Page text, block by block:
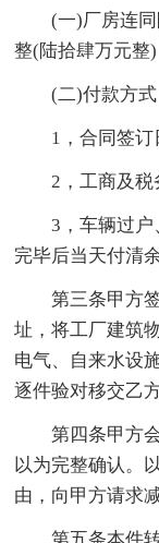
(一)厂房连
整(陆拾肆万元整)
(二)付款方式
1，合同签订
2，工商及
3，车辆过
完毕后当天付清余
第三条甲方
址，将工厂建筑
电气、自来水设
逐件验对移交乙方
第四条甲方
以为完整确认。
由，向甲方请求
第五条本件